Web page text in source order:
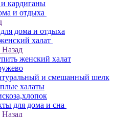
кардиганы
и отдыха
дома и отдыха
халат
Назад
женский халат
и смешанный шелк
халаты
для дома и сна
Назад